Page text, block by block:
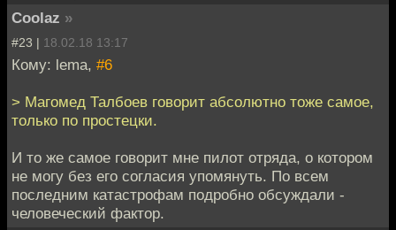
Coolaz »
#23 | 18.02.18 13:17
Кому: lema, #6
> Магомед Талбоев говорит абсолютно тоже самое,
только по простецки.
И то же самое говорит мне пилот отряда, о котором
не могу без его согласия упомянуть. По всем
последним катастрофам подробно обсуждали -
человеческий фактор.